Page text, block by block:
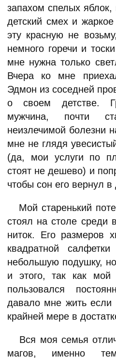
запахом спелых
детский смех и
эту красную не
немного горечи и
мне нужна только
Вчера ко мне
Эдмон из соседней
о своем детстве.
мужчина, почти
неизлечимой болезни
мне не глядя
(да, мои услуги по
стоят не дешево) и
чтобы сон его вернул в
Мой старенький
стоял на столе среди
ниток. Его размеров
квадратной
небольшую подушку,
и этого, так как мой
пользовался
давало мне жить
крайней мере в
Вся моя семья
магов, именно